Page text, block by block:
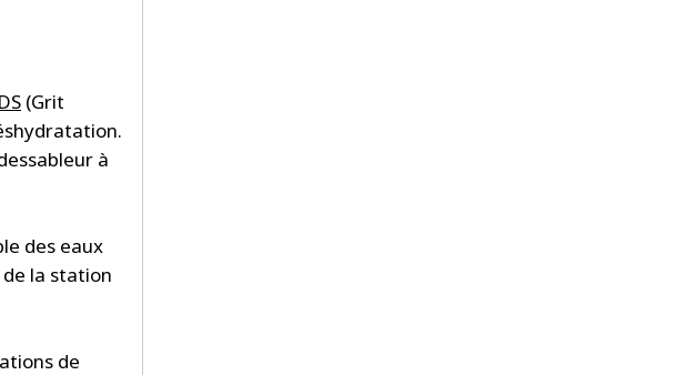
(Grit
à
des eaux
la station
de